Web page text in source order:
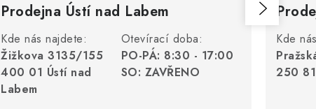
Prodejna Ústí nad Labem
Kde nás najdete:
Žižkova 3135/155
400 01 Ústí nad
Labem
Otevírací doba:
PO-PÁ: 8:30 - 17:00
SO: ZAVŘENO
Kde
250